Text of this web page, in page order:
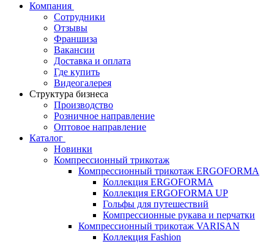
Компания
Сотрудники
Отзывы
Франшиза
Вакансии
Доставка и оплата
Где купить
Видеогалерея
Структура бизнеса
Производство
Розничное направление
Оптовое направление
Каталог
Новинки
Компрессионный трикотаж
Компрессионный трикотаж ERGOFORMA
Коллекция ERGOFORMA
Коллекция ERGOFORMA UP
Гольфы для путешествий
Компрессионные рукава и перчатки
Компрессионный трикотаж VARISAN
Коллекция Fashion